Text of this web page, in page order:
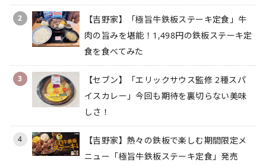
2
【吉野家】「極旨牛鉄板ステーキ定食」牛
肉の旨みを堪能！1,498円の鉄板ステーキ定
食を食べてみた
3
【セブン】「エリックサウス監修 2種スパ
イスカレー」今回も期待を裏切らない美味
しさ！
4
【吉野家】熱々の鉄板で楽しむ期間限定メ
ニュー「極旨牛鉄板ステーキ定食」発売